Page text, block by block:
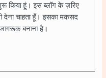
किया हूं। इस ब्लॉग के ज़रिए
देना चाहता हूँ। इसका मकसद
बनाना है।